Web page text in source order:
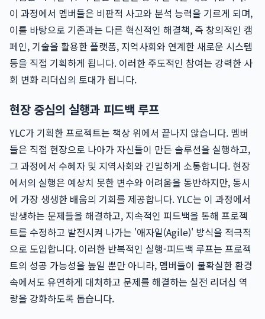
이 과정에서 멤버들은 비판적 사고와 분석 능력을 기르게 되며,
이를 바탕으로 기존과는 다른 혁신적인 해결책, 즉 창의적인 캠
페인, 기술을 활용한 플랫폼, 지역사회와 연계한 새로운 시스템
등을 직접 기획하게 됩니다. 이러한 주도적인 참여는 강력한 사
회 변화 리더십의 토대가 됩니다.
현장 중심의 실행과 피드백 루프
YLC가 기획한 프로젝트는 책상 위에서 끝나지 않습니다. 멤버
들은 직접 현장으로 나아가 자신들이 만든 솔루션을 실행하고,
그 과정에서 수혜자 및 지역사회와 긴밀하게 소통합니다. 현장
에서의 실행은 예상치 못한 변수와 어려움을 동반하지만, 동시
에 가장 생생한 배움의 기회를 제공합니다. YLC는 이 과정에서
발생하는 문제들을 해결하고, 지속적인 피드백을 통해 프로젝
트를 수정하고 발전시켜 나가는 '애자일(Agile)' 방식을 적극적
으로 도입합니다. 이러한 반복적인 실행-피드백 루프는 프로젝
트의 성공 가능성을 높일 뿐만 아니라, 멤버들이 불확실한 환경
속에서도 유연하게 대처하고 문제를 해결하는 실전 리더십 역
량을 강화하도록 돕습니다.